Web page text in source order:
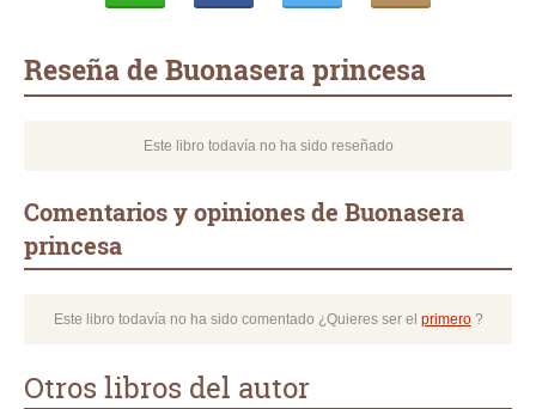
Reseña de Buonasera princesa
Este libro todavía no ha sido reseñado
Comentarios y opiniones de Buonasera
princesa
Este libro todavía no ha sido comentado ¿Quieres ser el primero?
Otros libros del autor